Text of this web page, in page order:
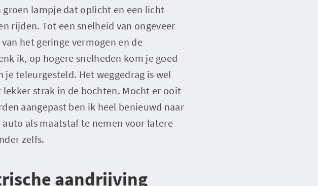
lampje dat oplicht en een licht
rijden. Tot een snelheid van ongeveer
het geringe vermogen en de
ik, op hogere snelheden kom je goed
je teleurgesteld. Het weggedrag is wel
strak in de bochten. Mocht er ooit
aangepast ben ik heel benieuwd naar
als maatstaf te nemen voor latere
zelfs.
aandrijving